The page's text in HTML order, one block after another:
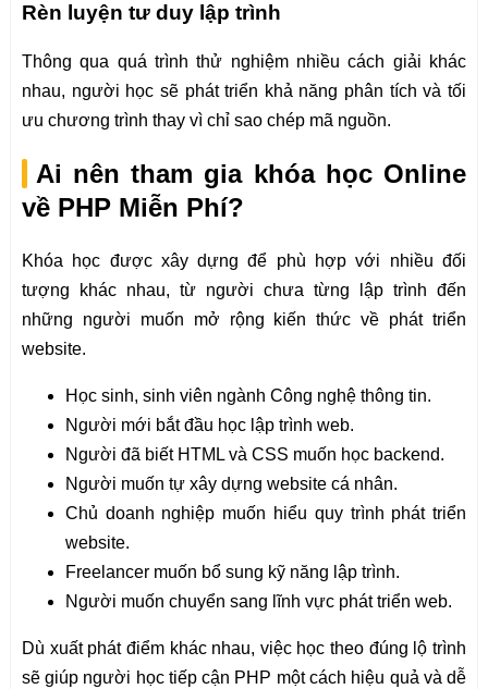
Rèn luyện tư duy lập trình
Thông qua quá trình thử nghiệm nhiều cách giải khác
nhau, người học sẽ phát triển khả năng phân tích và tối
ưu chương trình thay vì chỉ sao chép mã nguồn.
Ai nên tham gia khóa học Online
về PHP Miễn Phí?
Khóa học được xây dựng để phù hợp với nhiều đối
tượng khác nhau, từ người chưa từng lập trình đến
những người muốn mở rộng kiến thức về phát triển
website.
Học sinh, sinh viên ngành Công nghệ thông tin.
Người mới bắt đầu học lập trình web.
Người đã biết HTML và CSS muốn học backend.
Người muốn tự xây dựng website cá nhân.
Chủ doanh nghiệp muốn hiểu quy trình phát triển
website.
Freelancer muốn bổ sung kỹ năng lập trình.
Người muốn chuyển sang lĩnh vực phát triển web.
Dù xuất phát điểm khác nhau, việc học theo đúng lộ trình
sẽ giúp người học tiếp cận PHP một cách hiệu quả và dễ